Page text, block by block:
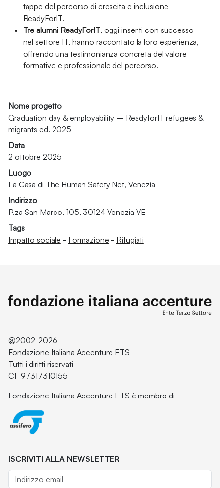
tappe del percorso di crescita e inclusione
ReadyForIT.
Tre alumni ReadyForIT, oggi inseriti con successo
nel settore IT, hanno raccontato la loro esperienza,
offrendo una testimonianza concreta del valore
formativo e professionale del percorso.
Nome progetto
Graduation day & employability – ReadyforIT refugees &
migrants ed. 2025
Data
2 ottobre 2025
Luogo
La Casa di The Human Safety Net, Venezia
Indirizzo
P.za San Marco, 105, 30124 Venezia VE
Tags
Impatto sociale - Formazione - Rifugiati
@2002-2026
Fondazione Italiana Accenture ETS
Tutti i diritti riservati
CF 97317310155
Fondazione Italiana Accenture ETS è membro di
ISCRIVITI ALLA NEWSLETTER